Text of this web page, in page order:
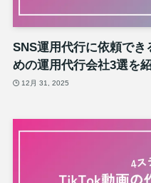
SNS運用代行に依頼で
めの運用代行会社3選を
12月 31, 2025